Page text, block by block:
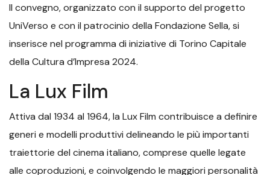
Il convegno, organizzato con il supporto del progetto
UniVerso e con il patrocinio della Fondazione Sella, si
inserisce nel programma di iniziative di Torino Capitale
della Cultura d’Impresa 2024.
La Lux Film
Attiva dal 1934 al 1964, la Lux Film contribuisce a definire
generi e modelli produttivi delineando le più importanti
traiettorie del cinema italiano, comprese quelle legate
alle coproduzioni, e coinvolgendo le maggiori personalità